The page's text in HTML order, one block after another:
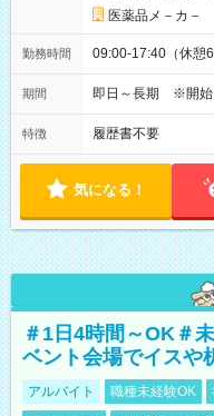
医薬品メ－カ－
勤務時間 09:00-17:40（休憩
期間 即日～長期 ※開始
特徴 履歴書不要
気になる！
＃1日4時間～OK＃
ベント会場でイスや
アルバイト 職種未経験OK